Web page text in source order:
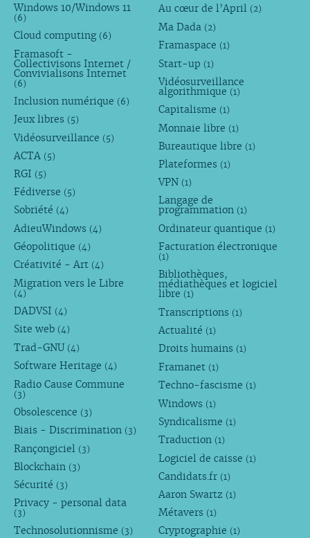
Windows 10/Windows 11
(6)
Cloud computing (6)
Framasoft -
Collectivisons Internet /
Convivialisons Internet
(6)
Inclusion numérique (6)
Jeux libres (5)
Vidéosurveillance (5)
ACTA (5)
RGI (5)
Fédiverse (5)
Sobriété (4)
AdieuWindows (4)
Géopolitique (4)
Créativité - Art (4)
Migration vers le Libre
(4)
DADVSI (4)
Site web (4)
Trad-GNU (4)
Software Heritage (4)
Radio Cause Commune
(3)
Obsolescence (3)
Biais - Discrimination (3)
Rançongiciel (3)
Blockchain (3)
Sécurité (3)
Privacy - personal data
(3)
Technosolutionnisme (3)
Au cœur de l’April (2)
Ma Dada (2)
Framaspace (1)
Start-up (1)
Vidéosurveillance
algorithmique (1)
Capitalisme (1)
Monnaie libre (1)
Bureautique libre (1)
Plateformes (1)
VPN (1)
Langage de
programmation (1)
Ordinateur quantique (1)
Facturation électronique
(1)
Bibliothèques,
médiathèques et logiciel
libre (1)
Transcriptions (1)
Actualité (1)
Droits humains (1)
Framanet (1)
Techno-fascisme (1)
Windows (1)
Syndicalisme (1)
Traduction (1)
Logiciel de caisse (1)
Candidats.fr (1)
Aaron Swartz (1)
Métavers (1)
Cryptographie (1)